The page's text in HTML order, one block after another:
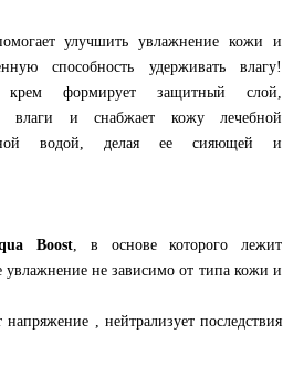
улучшить увлажнение кожи и
способность удерживать влагу!
крем формирует защитный слой,
влаги и снабжает кожу лечебной
водой, делая ее сияющей и
Boost, в основе которого лежит
увлажнение не зависимо от типа кожи и
, нейтрализует последствия